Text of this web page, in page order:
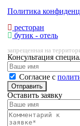
Политика
ресторан
бутик - отель
запрещенная на
Консультация
Cогласие с
Отправить
Оставить заявку